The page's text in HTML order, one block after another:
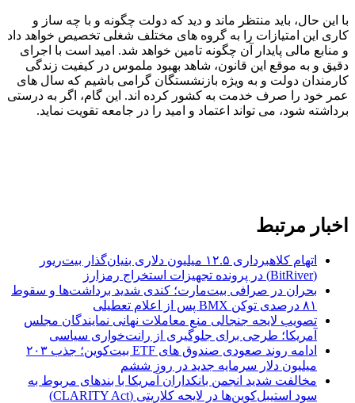
با این حال، باید منتظر ماند و دید که دولت چگونه و با چه ساز و
کاری این امتیازات را به گروه های مختلف شغلی تخصیص خواهد داد
و منابع مالی پایدار آن چگونه تامین خواهد شد. امید است با اجرای
دقیق و به موقع این قانون، شاهد بهبود ملموس در کیفیت زندگی
کارمندان دولت و به ویژه بازنشستگان گرامی باشیم که سال های
عمر خود را صرف خدمت به کشور کرده اند. این گام، اگر به درستی
برداشته شود، می تواند اعتماد و امید را در جامعه تقویت نماید.
اخبار مرتبط
اتهام کلاهبرداری ۱۲.۵ میلیون دلاری بنیان‌گذار بیت‌ریور
(BitRiver) در پرونده تجهیزات استخراج رمزارز
بحران در صرافی بیت‌مارت؛ کندی شدید برداشت‌ها و سقوط
۸۱ درصدی توکن BMX پس از اعلام تعطیلی
تصویب لایحه جنجالی منع معاملات نهانی نمایندگان مجلس
آمریکا؛ طرحی برای جلوگیری از رانت‌خواری سیاسی
ادامه روند صعودی صندوق‌ های ETF بیت‌کوین؛ جذب ۲۰۳
میلیون دلار سرمایه جدید در روز ششم
مخالفت شدید انجمن بانکداران آمریکا با بندهای مربوط به
سود استیبل‌کوین‌ها در لایحه کلاریتی (CLARITY Act)